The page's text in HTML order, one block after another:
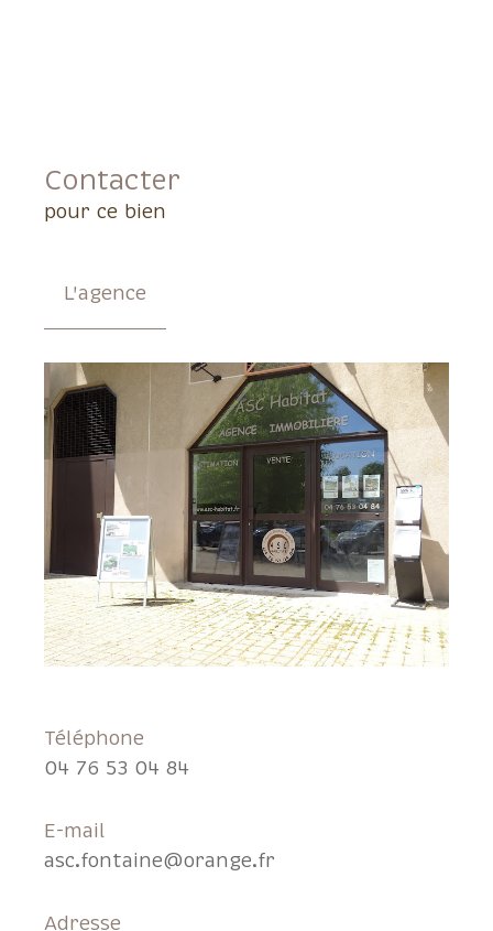
Contacter
pour ce bien
L'agence
Téléphone
04 76 53 04 84
E-mail
asc.fontaine@orange.fr
Adresse